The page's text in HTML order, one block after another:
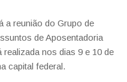
a reunião do Grupo de
de Aposentadoria
nos dias 9 e 10 de
capital federal.